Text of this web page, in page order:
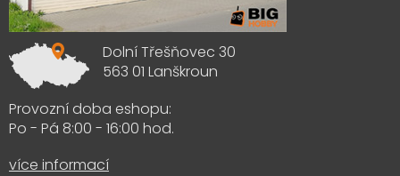
Dolní Třešňovec 30
563 01 Lanškroun
Provozní doba eshopu:
Po - Pá 8:00 - 16:00 hod.
více informací